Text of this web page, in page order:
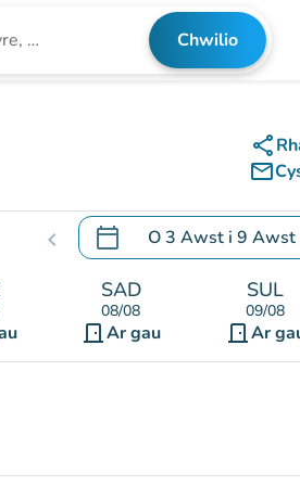
Chwilio
share
mail_outline
chevron_left calendar_today O3 Awst i 9 Awst
.Agor y calendr i newid
SAD
08/08
door_frontAr gau
SUL
09/08
door_front Ar